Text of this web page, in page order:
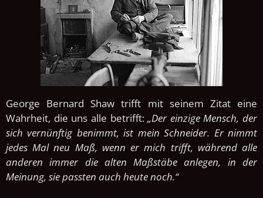
George Bernard Shaw trifft mit seinem Zitat eine
Wahrheit, die uns alle betrifft:„Der einzige Mensch, der
sich vernünftig benimmt, ist mein Schneider. Er nimmt
jedes Mal neu Maß, wenn er mich trifft, während alle
anderen immer die alten Maßstäbe anlegen, in der
Meinung, sie passten auch heute noch.“